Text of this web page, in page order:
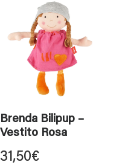
Brenda Bilipup –
Vestito Rosa
31,50€